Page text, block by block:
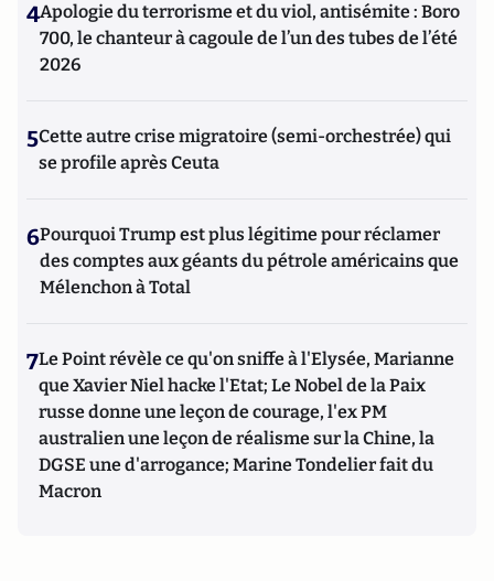
4Apologie du terrorisme et du viol, antisémite : Boro
700, le chanteur à cagoule de l’un des tubes de l’été
2026
5Cette autre crise migratoire (semi-orchestrée) qui
se profile après Ceuta
6Pourquoi Trump est plus légitime pour réclamer
des comptes aux géants du pétrole américains que
Mélenchon à Total
7Le Point révèle ce qu'on sniffe à l'Elysée, Marianne
que Xavier Niel hacke l'Etat; Le Nobel de la Paix
russe donne une leçon de courage, l'ex PM
australien une leçon de réalisme sur la Chine, la
DGSE une d'arrogance; Marine Tondelier fait du
Macron